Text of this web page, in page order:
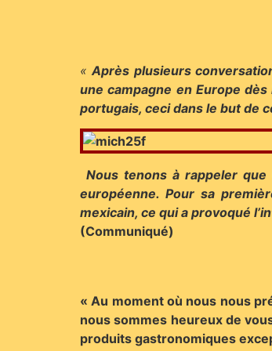
«Après plusieurs
une campagne en Europe
portugais, ceci dans le but de
Nous tenons à rappeler
européenne. Pour sa
mexicain, ce qui a provoqué
(Communiqué)
« Au moment où nous nous
nous sommes heureux de
produits gastronomiques